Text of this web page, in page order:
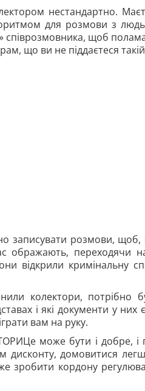
нестандартно.
для розмови з
співрозмовника, щоб
що ви не піддаєтеся
записувати розмови, щоб,
ображають, переходячи
відкрили кримінальну
колектори, потрібно
і які документи у них
вам на руку.
може бути і добре, і
дисконту, домовитися
зробити кордону